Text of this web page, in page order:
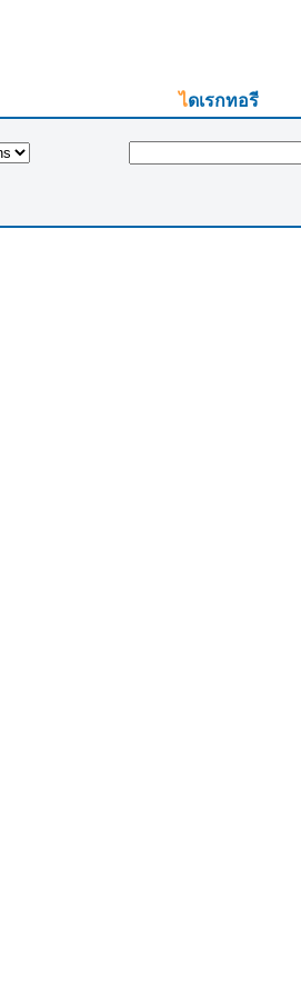
ไดเรกทอรี